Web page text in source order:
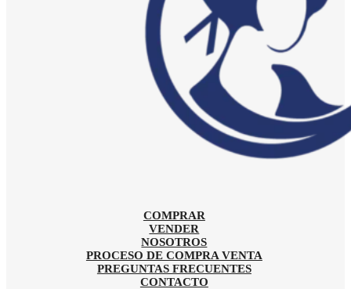
COMPRAR
VENDER
NOSOTROS
PROCESO DE COMPRA VENTA
PREGUNTAS FRECUENTES
CONTACTO